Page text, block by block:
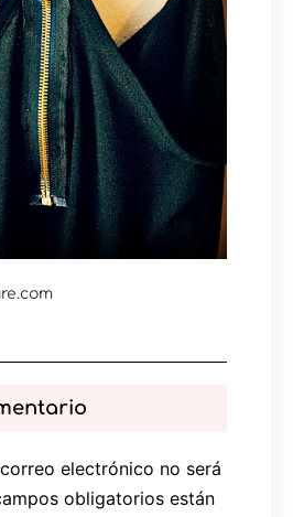
electrónico no será
obligatorios están